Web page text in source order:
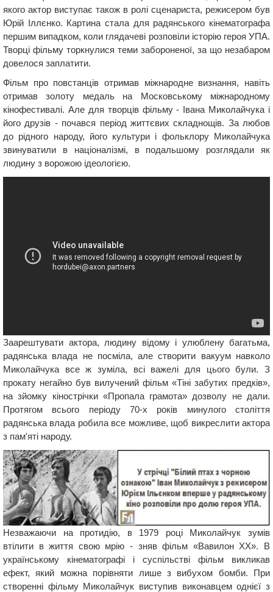
якого актор виступає також в ролі сценариста, режисером був
Юрій Іллєнко. Картина стала для радянського кінематографа
першим випадком, коли глядачеві розповіли історію героя УПА.
Творці фільму торкнулися теми забороненої, за що незабаром
довелося заплатити.
Фільм про повстанців отримав міжнародне визнання, навіть
отримав золоту медаль на Московському міжнародному
кінофестивалі. Але для творців фільму - Івана Миколайчука і
його друзів - почався період життєвих складнощів. За любов
до рідного народу, його культури і фольклору Миколайчука
звинуватили в націоналізмі, в подальшому розглядали як
людину з ворожою ідеологією.
Заарештувати актора, людину відому і улюблену багатьма,
радянська влада не посміла, але створити вакуум навколо
Миколайчука все ж зуміла, всі важелі для цього були. З
прокату негайно був вилучений фільм «Тіні забутих предків»,
на зйомку кінострічки «Пропала грамота» дозволу не дали.
Протягом всього періоду 70-х років минулого століття
радянська влада робила все можливе, щоб викреслити актора
з пам'яті народу.
Незважаючи на протидію, в 1979 році Миколайчук зумів
втілити в життя свою мрію - зняв фільм «Вавилон ХХ». В
українському кінематографі і суспільстві фільм викликав
ефект, який можна порівняти лише з вибухом бомби. При
створенні фільму Миколайчук виступив виконавцем однієї з